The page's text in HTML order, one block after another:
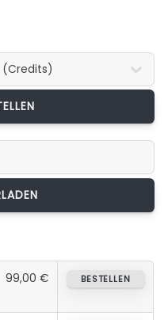
99,00 € BESTELLEN